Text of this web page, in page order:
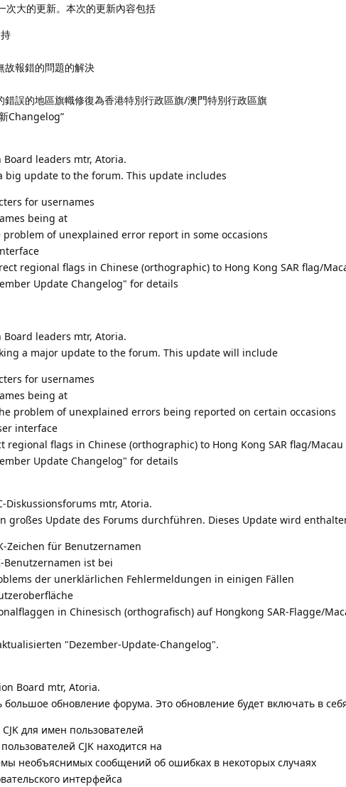
次大的更新。本次的更新內容包括
故報錯的問題的解決
錯誤的地區旗幟修復為香港特別行政區旗/澳門特別行政區旗
Changelog”
Board leaders mtr, Atoria.
big update to the forum. This update includes
for usernames
being at
of unexplained error report in some occasions
regional flags in Chinese (orthographic) to Hong Kong SAR flag/
Update Changelog" for details
Board leaders mtr, Atoria.
a major update to the forum. This update will include
for usernames
being at
problem of unexplained errors being reported on certain occasions
interface
flags in Chinese (orthographic) to Hong Kong SAR flag/Macau
Update Changelog" for details
Diskussionsforums mtr, Atoria.
großes Update des Forums durchführen. Dieses Update wird
Zeichen für Benutzernamen
Benutzernamen ist bei
der unerklärlichen Fehlermeldungen in einigen Fällen
in Chinesisch (orthografisch) auf Hongkong SAR-Flagge/
"Dezember-Update-Changelog".
Board mtr, Atoria.
обновление форума. Это обновление будет включать в
для имен пользователей
CJK находится на
необъяснимых сообщений об ошибках в некоторых случаях
интерфейса